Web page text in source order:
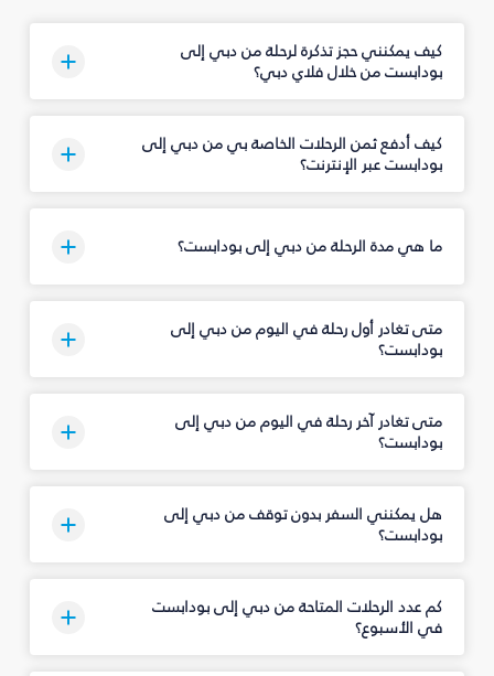
كيف يمكنني حجز تذكرة لرحلة من دبي إلى
بودابست من خلال فلاي دبي؟
كيف أدفع ثمن الرحلات الخاصة بي من دبي إلى
بودابست عبر الإنترنت؟
ما هي مدة الرحلة من دبي إلى بودابست؟
متى تغادر أول رحلة في اليوم من دبي إلى
بودابست؟
متى تغادر آخر رحلة في اليوم من دبي إلى
بودابست؟
هل يمكنني السفر بدون توقف من دبي إلى
بودابست؟
كم عدد الرحلات المتاحة من دبي إلى بودابست
في الأسبوع؟